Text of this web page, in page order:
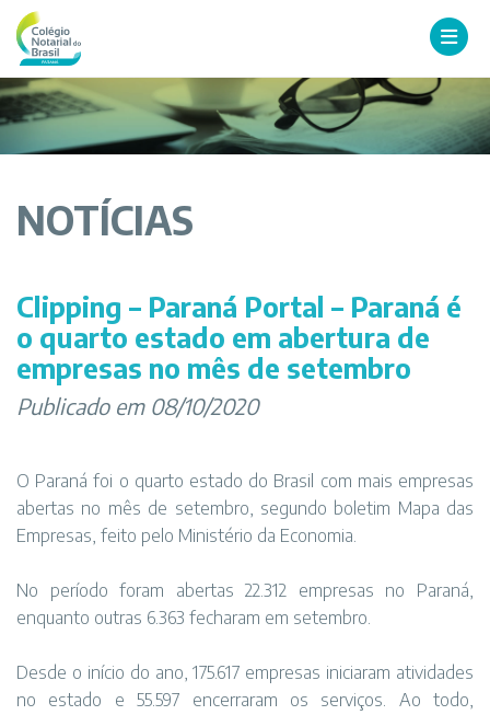
NOTÍCIAS
Clipping – Paraná Portal – Paraná é
o quarto estado em abertura de
empresas no mês de setembro
Publicado em 08/10/2020
O Paraná foi o quarto estado do Brasil com mais empresas
abertas no mês de setembro, segundo boletim Mapa das
Empresas, feito pelo Ministério da Economia.
No período foram abertas 22.312 empresas no Paraná,
enquanto outras 6.363 fecharam em setembro.
Desde o início do ano, 175.617 empresas iniciaram atividades
no estado e 55.597 encerraram os serviços. Ao todo,